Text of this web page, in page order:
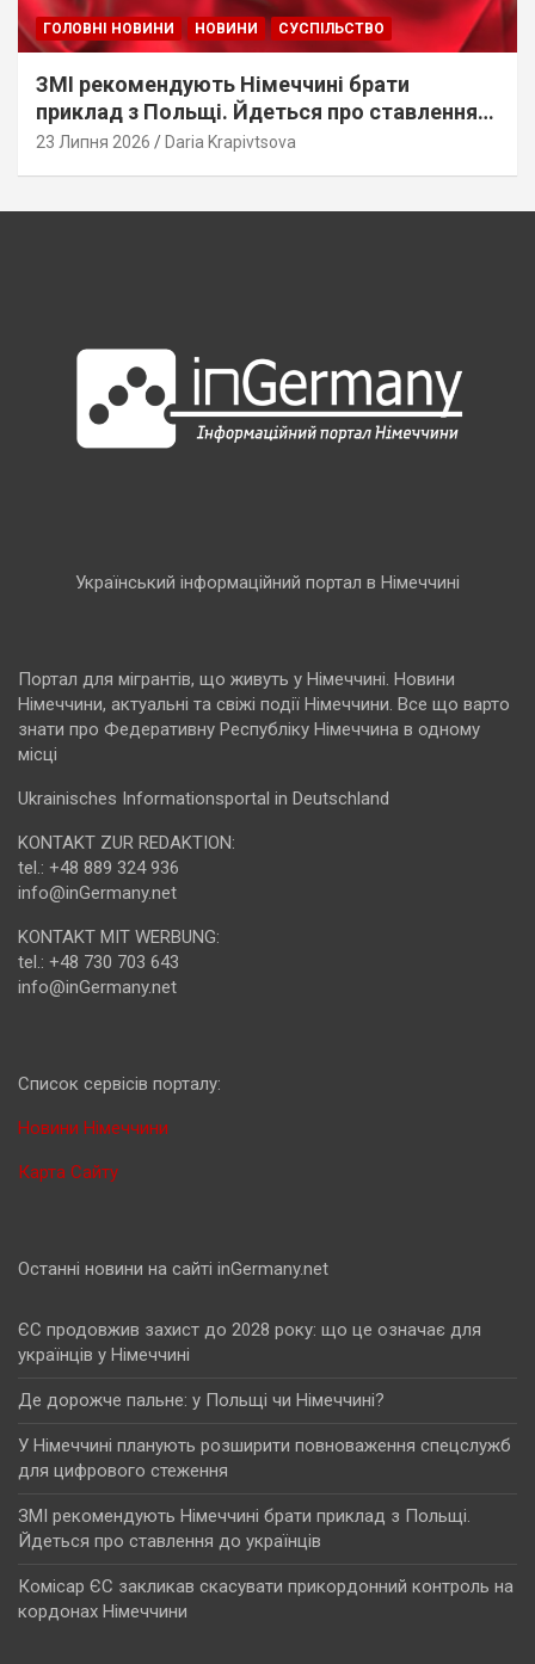
ГОЛОВНІ НОВИНИ НОВИНИ СУСПІЛЬСТВО
ЗМІ рекомендують Німеччині брати
приклад з Польщі. Йдеться про ставлення
до українців
23 Липня 2026 Daria Krapivtsova
Український інформаційний портал в Німеччині
Портал для мігрантів, що живуть у Німеччині. Новини
Німеччини, актуальні та свіжі події Німеччини. Все що варто
знати про Федеративну Республіку Німеччина в одному
місці
Ukrainisches Informationsportal in Deutschland
KONTAKT ZUR REDAKTION:
tel.: +48 889 324 936
info@inGermany.net
KONTAKT MIT WERBUNG:
tel.: +48 730 703 643
info@inGermany.net
Cписок сервісів порталу:
Новини Німеччини
Карта Сайту
Останні новини на сайті inGermany.net
ЄС продовжив захист до 2028 року: що це означає для
українців у Німеччині
Де дорожче пальне: у Польщі чи Німеччині?
У Німеччині планують розширити повноваження спецслужб
для цифрового стеження
ЗМІ рекомендують Німеччині брати приклад з Польщі.
Йдеться про ставлення до українців
Комісар ЄС закликав скасувати прикордонний контроль на
кордонах Німеччини